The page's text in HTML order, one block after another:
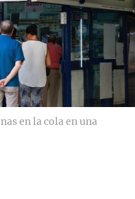
en la cola en una